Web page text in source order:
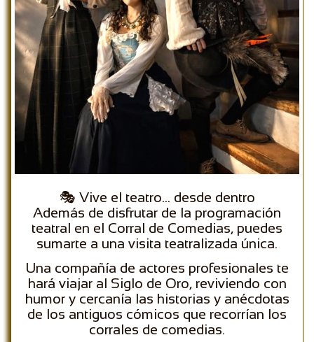
🎭 Vive el teatro… desde dentro
Además de disfrutar de la programación
teatral en el Corral de Comedias, puedes
sumarte a una visita teatralizada única.
Una compañía de actores profesionales te
hará viajar al Siglo de Oro, reviviendo con
humor y cercanía las historias y anécdotas
de los antiguos cómicos que recorrían los
corrales de comedias.